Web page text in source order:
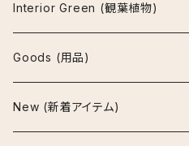
Interior Green (観葉植物)
アグラオネマ
ビューティー
アスプレニウム
Goods (用品)
鉢
New (新着アイテム)